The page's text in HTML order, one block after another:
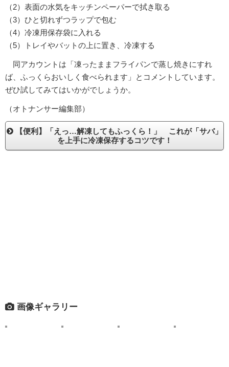
（2）表面の水気をキッチンペーパーで拭き取る
（3）ひと切れずつラップで包む
（4）冷凍用保存袋に入れる
（5）トレイやバットの上に置き、冷凍する
同アカウントは「凍ったままフライパンで蒸し焼きにすれ
ば、ふっくらおいしく食べられます」とコメントしています。
ぜひ試してみてはいかがでしょうか。
（オトナンサー編集部）
【便利】「えっ…解凍してもふっくら！」 これが「サバ」
を上手に冷凍保存するコツです！
画像ギャラリー